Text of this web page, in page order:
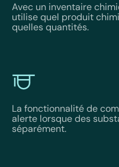
Avec un inventaire
utilise quel produit
quelles quantités.
La fonctionnalité de
alerte lorsque des
séparément.